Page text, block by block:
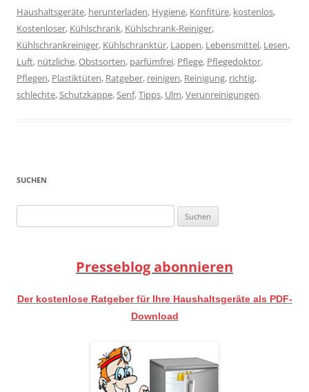
Haushaltsgeräte, herunterladen, Hygiene, Konfitüre, kostenlos,
Kostenloser, Kühlschrank, Kühlschrank-Reiniger,
Kühlschrankreiniger, Kühlschranktür, Lappen, Lebensmittel, Lesen,
Luft, nützliche,Obstsorten, parfümfrei, Pflege, Pflegedoktor,
Pflegen, Plastiktüten, Ratgeber, reinigen, Reinigung, richtig,
schlechte,Schutzkappe,Senf,Tipps, Ulm,Verunreinigungen.
SUCHEN
nach:
Presseblog abonnieren
Der kostenlose Ratgeber für Ihre Haushaltsgeräte als PDF-
Download